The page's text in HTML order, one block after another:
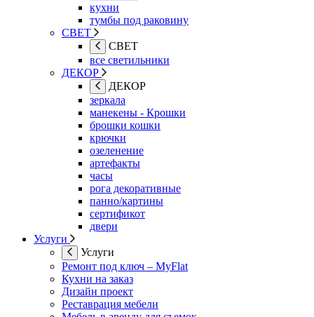
кухни
тумбы под раковину
СВЕТ
СВЕТ
все светильники
ДЕКОР
ДЕКОР
зеркала
манекены - Крошки
брошки кошки
крючки
озеленение
артефакты
часы
рога декоративные
панно/картины
сертификот
двери
Услуги
Услуги
Ремонт под ключ – MyFlat
Кухни на заказ
Дизайн проект
Реставрация мебели